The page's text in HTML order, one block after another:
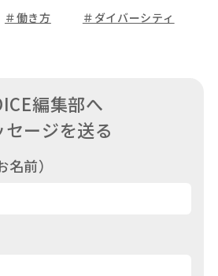
＃働き方 ＃ダイバーシティ
編集部へ
セージを送る
名前）